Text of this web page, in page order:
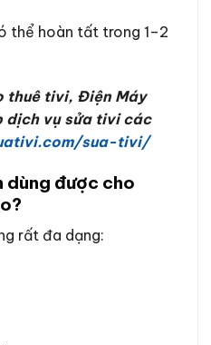
thể hoàn tất trong 1–2
thuê tivi, Điện Máy
dịch vụ sửa tivi các
sua-tivi/
dùng được cho
rất đa dạng: